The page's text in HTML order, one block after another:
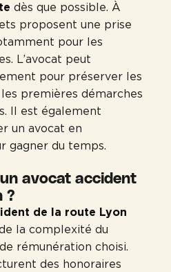
dès que possible. À
proposent une prise
pour les
L’avocat peut
pour préserver les
premières démarches
Il est également
un avocat en
gagner du temps.
avocat accident
?
de la route Lyon
la complexité du
rémunération choisi.
des honoraires